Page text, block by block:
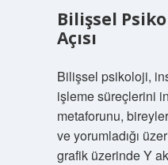
Bilişsel
Açısı
Bilişsel psikoloji,
işleme süreçlerini
metaforunu,
ve yorumladığı
grafik üzerinde Y